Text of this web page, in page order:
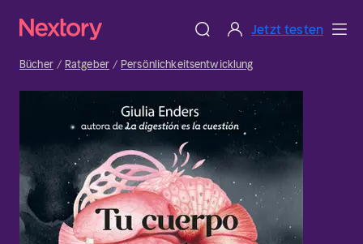
Jetzt testen
Bücher Ratgeber Persönlichkeitsentwicklung